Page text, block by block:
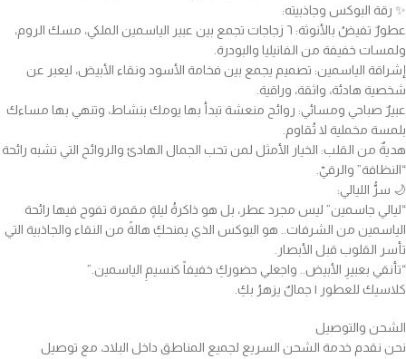
✨ رقة البوكس وجاذبيته:
عطورٌ تفيضُ بالأنوثة: ٦ زجاجات تجمع بين عبير الياسمين الملكي، مسك الروم،
ولمسات خفيفة من الفانيليا والبودرة.
إشراقة الياسمين: تصميم يجمع بين فخامة الأسود ونقاء الأبيض، ليعبر عن
شخصية هادئة، واثقة، وراقية.
عبيرٌ صباحي ومسائي: روائح منعشة تبدأ بها يومك بنشاط، وتنهي بها مساءك
بلمسة مخملية لا تُقاوم.
هديةٌ من القلب: الخيار الأمثل لمن تحب الجمال الهادئ والروائح التي تشبه رائحة
“النظافة” والرقيّ.
🌙 سرُّ الليالي:
“ليالي جاسمين” ليس مجرد عطر، بل هو ذاكرةُ ليلةٍ مقمرة تفوح فيها رائحة
الياسمين من الشرفات.. هو البوكس الذي يمنحكِ هالةً من النقاء والجاذبية التي
تأسر القلوب قبل الأبصار.
“تأنقي بعبيرِ الأبيض.. واجعلي حضوركِ خفيفاً كنسيمِ الياسمين.”
كلاسيك للعطور | جمالٌ يزهرُ بكِ.
الشحن والتوصيل
نحن نقدم خدمة الشحن السريع لجميع المناطق داخل البلاد، مع توصيل